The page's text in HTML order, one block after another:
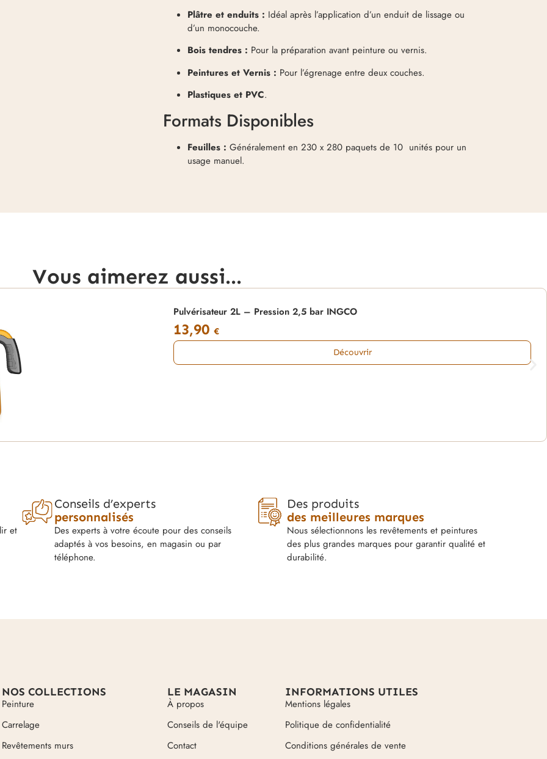
Plâtre et enduits : Idéal après l’application d’un enduit de lissage ou
d’un monocouche.
Bois tendres : Pour la préparation avant peinture ou vernis.
Peintures et Vernis : Pour l’égrenage entre deux couches.
Plastiques et PVC.
Formats Disponibles
Feuilles : Généralement en230 x 280 paquets de 10 unités pour un
usage manuel.
Vous aimerez aussi...
Pulvérisateur 2L – Pression 2,5 bar INGCO
13,90 €
Découvrir
et
Conseils d’experts
personnalisés
Des experts à votre écoute pour des conseils
adaptés à vos besoins, en magasin ou par
téléphone.
Des produits
des meilleures marques
Nous sélectionnons les revêtements et peintures
des plus grandes marques pour garantir qualité et
durabilité.
NOS COLLECTIONS
Peinture
Carrelage
Revêtements murs
LE MAGASIN
À propos
Conseils de l'équipe
Contact
INFORMATIONS UTILES
Mentions légales
Politique de confidentialité
Conditions générales de vente